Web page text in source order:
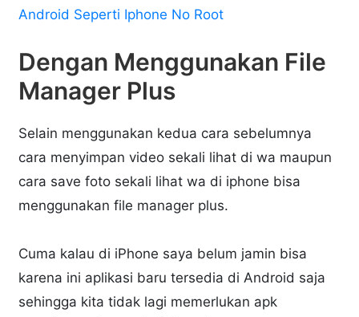
Android Seperti Iphone No Root
Dengan Menggunakan File
Manager Plus
Selain menggunakan kedua cara sebelumnya
cara menyimpan video sekali lihat di wa maupun
cara save foto sekali lihat wa di iphone bisa
menggunakan file manager plus.
Cuma kalau di iPhone saya belum jamin bisa
karena ini aplikasi baru tersedia di Android saja
sehingga kita tidak lagi memerlukan apk